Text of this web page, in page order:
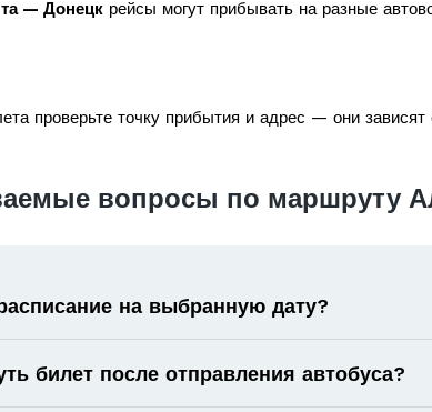
— Донецк рейсы могут прибывать на разные
проверьте точку прибытия и адрес — они зависят
вопросы по маршруту
на выбранную дату?
билет после отправления автобуса?